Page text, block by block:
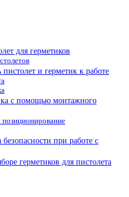
для герметиков
и герметик к работе
с помощью монтажного
при работе с
герметиков для пистолета